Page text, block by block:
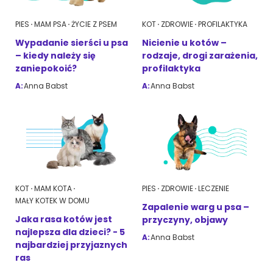
PIES MAM PSA ŻYCIE Z PSEM
Wypadanie sierści u psa
– kiedy należy się
zaniepokoić?
A:Anna Babst
KOT ZDROWIE PROFILAKTYKA
Nicienie u kotów –
rodzaje, drogi zarażenia,
profilaktyka
A:Anna Babst
KOT MAM KOTA
MAŁY KOTEK W DOMU
Jaka rasa kotów jest
najlepsza dla dzieci? - 5
najbardziej przyjaznych
ras
PIES ZDROWIE LECZENIE
Zapalenie warg u psa –
przyczyny, objawy
A:Anna Babst